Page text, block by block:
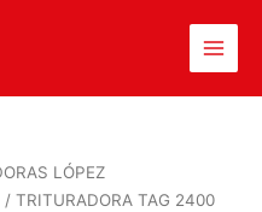
LÓPEZ
/ TRITURADORA TAG 2400